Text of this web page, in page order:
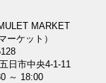
MARKET
ーケット）
日市中央4-1-11
～ 18:00